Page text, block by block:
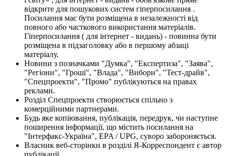
відкрите для пошукових систем гіперпосилання .
Посилання має бути розміщена в незалежності від
повного або часткового використання матеріалів.
Гіперпосилання ( для інтернет - видань) - повинна бути
розміщена в підзаголовку або в першому абзаці
матеріалу.
Новини з позначками "Думка", "Експертиза", "Заява",
"Регіони", "Гроші", "Влада", "Вибори", "Тест-драйв",
"Спецпроекти", "Промо" публікуються на правах
реклами.
Розділ Спецпроекти створюється спільно з
комерційними партнерами.
Будь яке копіювання, публікація, передрук, чи наступне
поширення інформації, що містить посилання на
"Інтерфакс-Україна", EPA / UPG, суворо забороняється.
Власник веб-сторінки в розділі Я-Корреспондент є автор